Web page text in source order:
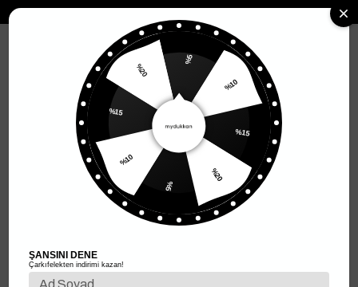
Kadın Giyim Kadın Dış Giyim Kadın Ceket
Blazer Ceket
Sıralama
%50
%5
%10
%15
%20
%5
%10
%15
%20
ŞANSINI DENE
Çarkıfelekten indirimi kazan!